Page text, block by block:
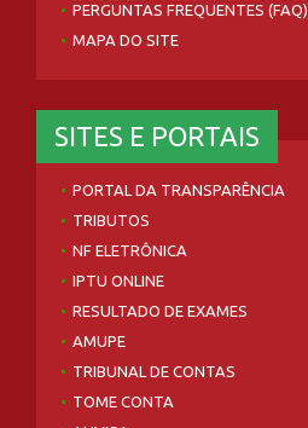
PERGUNTAS FREQUENTES (FAQ)
MAPA DO SITE
SITES E PORTAIS
PORTAL DA TRANSPARÊNCIA
TRIBUTOS
NF ELETRÔNICA
IPTU ONLINE
RESULTADO DE EXAMES
AMUPE
TRIBUNAL DE CONTAS
TOME CONTA